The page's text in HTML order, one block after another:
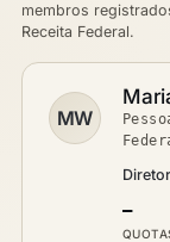
membros
Receita Federal.
MW
Diretor
—